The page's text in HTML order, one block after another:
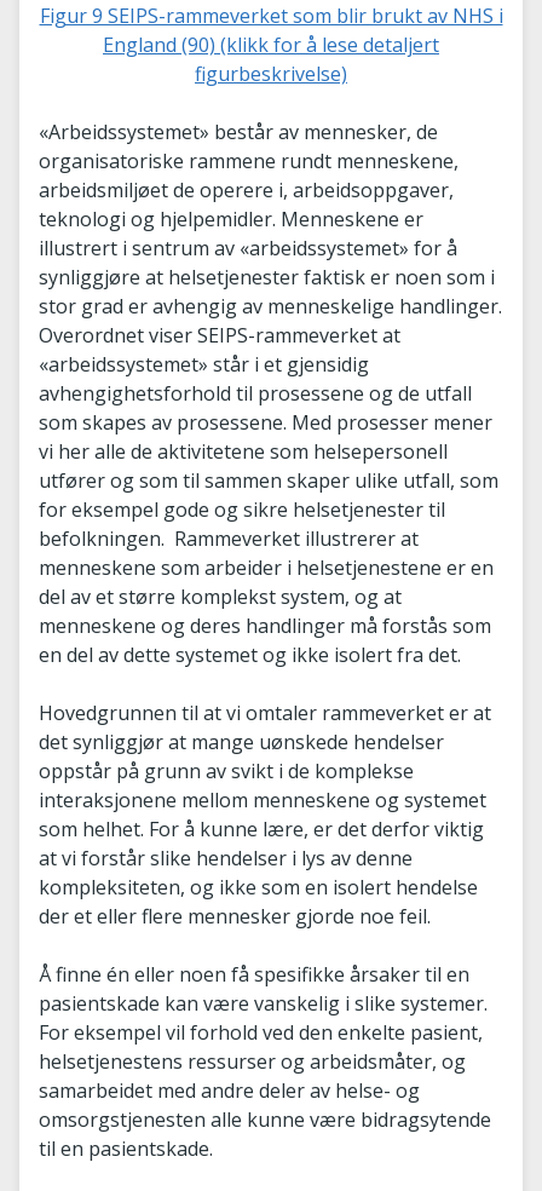
Figur 9 SEIPS-rammeverket som blir brukt av NHS i
England (90) (klikk for å lese detaljert
figurbeskrivelse)
«Arbeidssystemet» består av mennesker, de
organisatoriske rammene rundt menneskene,
arbeidsmiljøet de operere i, arbeidsoppgaver,
teknologi og hjelpemidler. Menneskene er
illustrert i sentrum av «arbeidssystemet» for å
synliggjøre at helsetjenester faktisk er noen som i
stor grad er avhengig av menneskelige handlinger.
Overordnet viser SEIPS-rammeverket at
«arbeidssystemet» står i et gjensidig
avhengighetsforhold til prosessene og de utfall
som skapes av prosessene. Med prosesser mener
vi her alle de aktivitetene som helsepersonell
utfører og som til sammen skaper ulike utfall, som
for eksempel gode og sikre helsetjenester til
befolkningen. Rammeverket illustrerer at
menneskene som arbeider i helsetjenestene er en
del av et større komplekst system, og at
menneskene og deres handlinger må forstås som
en del av dette systemet og ikke isolert fra det.
Hovedgrunnen til at vi omtaler rammeverket er at
det synliggjør at mange uønskede hendelser
oppstår på grunn av svikt i de komplekse
interaksjonene mellom menneskene og systemet
som helhet. For å kunne lære, er det derfor viktig
at vi forstår slike hendelser i lys av denne
kompleksiteten, og ikke som en isolert hendelse
der et eller flere mennesker gjorde noe feil.
Å finne én eller noen få spesifikke årsaker til en
pasientskade kan være vanskelig i slike systemer.
For eksempel vil forhold ved den enkelte pasient,
helsetjenestens ressurser og arbeidsmåter, og
samarbeidet med andre deler av helse- og
omsorgstjenesten alle kunne være bidragsytende
til en pasientskade.